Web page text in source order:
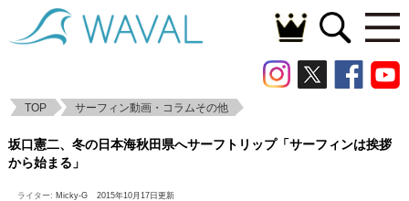
TOP サーフィン動画・コラムその他
ップ「サーフィンは挨拶から始まる」
坂口憲二、冬の日本海秋田県へサーフトリップ「サーフィンは挨拶
から始まる」
ライター: Micky-G 2015年10月17日更新